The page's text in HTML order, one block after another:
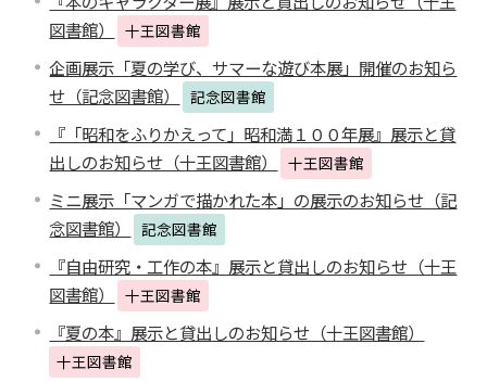
図書館）
十王図書館
企画展示「夏の学び、サマーな遊び本展」開催のお知ら
せ（記念図書館）
記念図書館
『「昭和をふりかえって」昭和満１００年展』展示と貸
出しのお知らせ（十王図書館）
十王図書館
ミニ展示「マンガで描かれた本」の展示のお知らせ（記
念図書館）
記念図書館
『自由研究・工作の本』展示と貸出しのお知らせ（十王
図書館）
十王図書館
『夏の本』展示と貸出しのお知らせ（十王図書館）
十王図書館